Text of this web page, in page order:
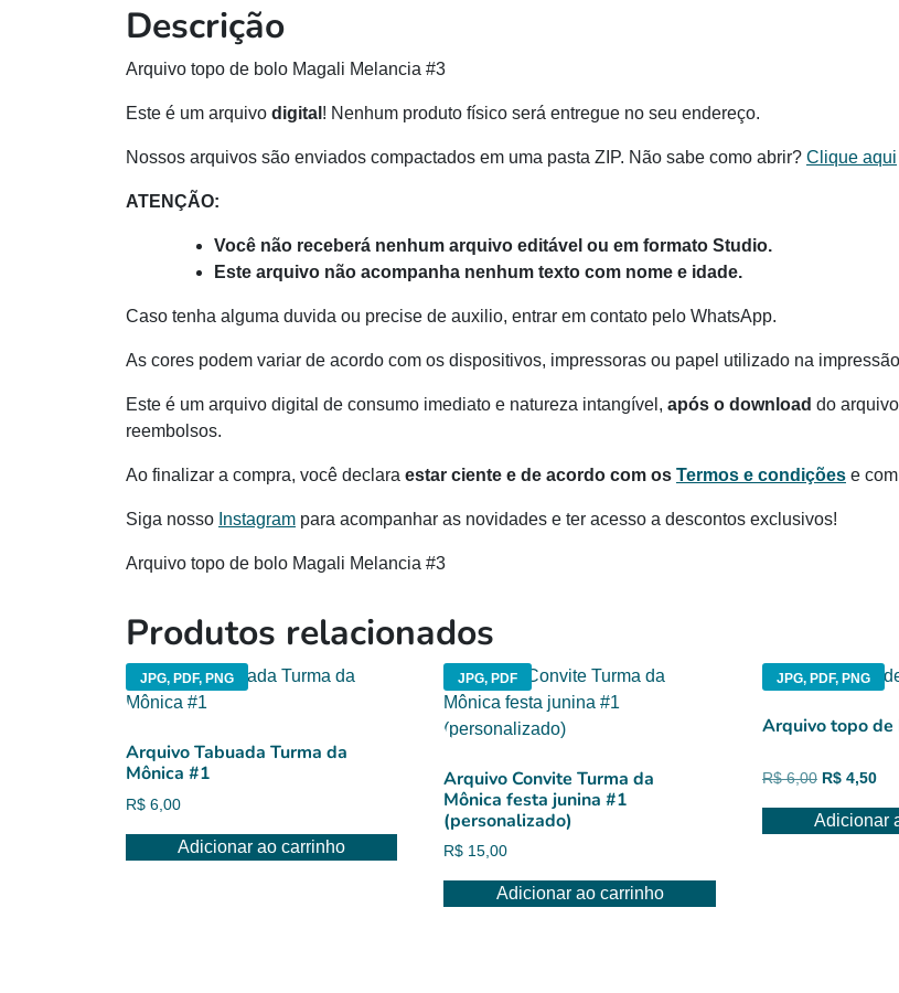
Descrição
Arquivo topo de bolo Magali Melancia #3
Este é um arquivo digital ! Nenhum produto físico será entregue no seu endereço.
Nossos arquivos são enviados compactados em uma pasta ZIP. Não sabe como abrir? Clique aqui
ATENÇÃO:
Você não receberá nenhum arquivo editável ou em formato Studio.
Este arquivo não acompanha nenhum texto com nome e idade.
Caso tenha alguma duvida ou precise de auxilio, entrar em contato pelo WhatsApp.
As cores podem variar de acordo com os dispositivos, impressoras ou papel utilizado na
Este é um arquivo digital de consumo imediato e natureza intangível, após o download do
reembolsos.
Ao finalizar a compra, você declara estar ciente e de acordo com os Termos e condições e
Siga nosso Instagram para acompanhar as novidades e ter acesso a descontos exclusivos!
Arquivo topo de bolo Magali Melancia #3
Produtos relacionados
JPG, PDF, PNG
Arquivo Tabuada Turma da
Mônica #1
R$ 6,00
Adicionar ao carrinho
JPG, PDF
Arquivo Convite Turma da
Mônica festa junina #1
(personalizado)
R$ 15,00
Adicionar ao carrinho
JPG, PDF, PNG
Arquivo topo de
R$6,00 O
original
R$4,50O
Adicionar